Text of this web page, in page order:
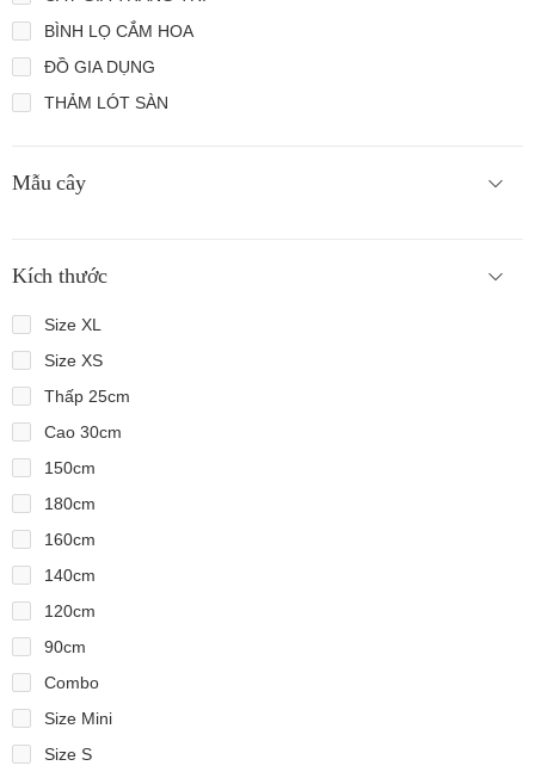
BÌNH LỌ CẮM HOA
ĐỒ GIA DỤNG
THẢM LÓT SÀN
Mẫu cây
Kích thước
Size XL
Size XS
Thấp 25cm
Cao 30cm
150cm
180cm
160cm
140cm
120cm
90cm
Combo
Size Mini
Size S